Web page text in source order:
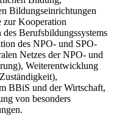
Bildungseinrichtungen
zur Kooperation
Berufsbildungssystems
des NPO- und SPO-
Netzes der NPO- und
Weiterentwicklung
BBiS und der Wirtschaft,
von besonders